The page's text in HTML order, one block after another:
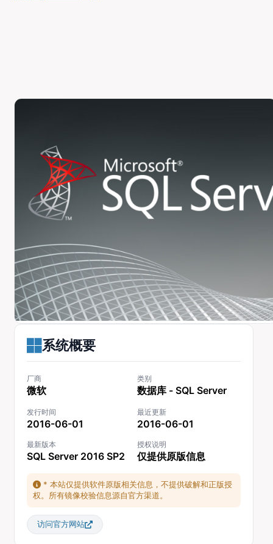
系统概要
厂商
微软
类别
数据库 - SQL Server
发行时间
2016-06-01
最近更新
2016-06-01
最新版本
SQL Server 2016 SP2
授权说明
仅提供原版信息
* 本站仅提供软件原版相关信息，不提供破解和正版授
权。所有镜像校验信息源自官方渠道。
访问官方网站